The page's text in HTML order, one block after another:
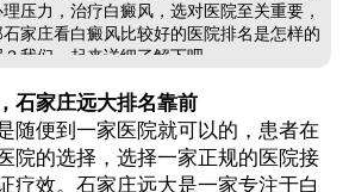
理压力，治疗白癜风，选对医院至关重要，
石家庄看白癜风比较好的医院排名是怎样的
我们一起来详细了解下吧。...
石家庄远大排名靠前
随便到一家医院就可以的，患者在
院的选择，选择一家正规的医院接
疗效。石家庄远大是一家专注于白